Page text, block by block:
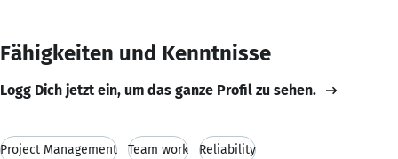
Fähigkeiten und Kenntnisse
Logg Dich jetzt ein, um das ganze Profil zu sehen.
Project Management Team work Reliability